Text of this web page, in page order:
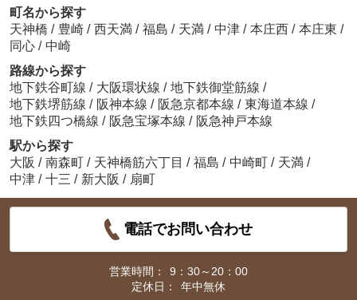
町名から探す
天神橋 / 豊崎 / 西天満 / 福島 / 天満 / 中津 / 本庄西 / 本庄東 /
同心 / 中崎
路線から探す
地下鉄谷町線 / 大阪環状線 / 地下鉄御堂筋線 /
地下鉄堺筋線 / 阪神本線 / 阪急京都本線 / 東海道本線 /
地下鉄四つ橋線 / 阪急宝塚本線 / 阪急神戸本線
駅から探す
大阪 / 南森町 / 天神橋筋六丁目 / 福島 / 中崎町 / 天満 /
中津 / 十三 / 新大阪 / 扇町
電話でお問い合わせ
営業時間：
9：30～20：00
定休日：
年中無休